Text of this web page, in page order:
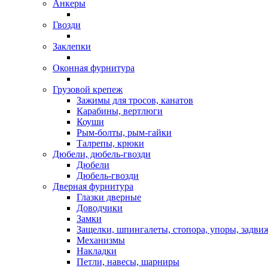
Анкеры
Гвозди
Заклепки
Оконная фурнитура
Грузовой крепеж
Зажимы для тросов, канатов
Карабины, вертлюги
Коуши
Рым-болты, рым-гайки
Талрепы, крюки
Дюбели, дюбель-гвозди
Дюбели
Дюбель-гвозди
Дверная фурнитура
Глазки дверные
Доводчики
Замки
Защелки, шпингалеты, стопора, упоры,
Механизмы
Накладки
Петли, навесы, шарниры